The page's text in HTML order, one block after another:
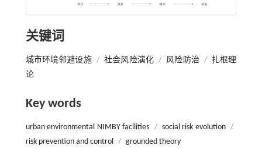
关键词
城市环境邻避设施 / 社会风险演化 / 风险防治 / 扎根理
论
Key words
urban environmental NIMBY facilities / social risk evolution /
risk prevention and control / grounded theory